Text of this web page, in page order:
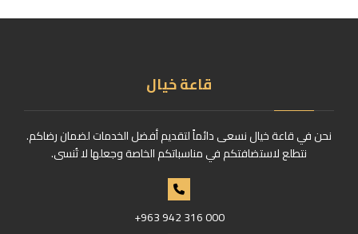
قاعة خيال
نحن في قاعة خيال نسعى دائماً لتقديم أفضل الخدمات لضمان رضاكم.
نتطلع لاستضافتكم في مناسباتكم الخاصة وجعلها لا تُنسى.
+963 942 316 000